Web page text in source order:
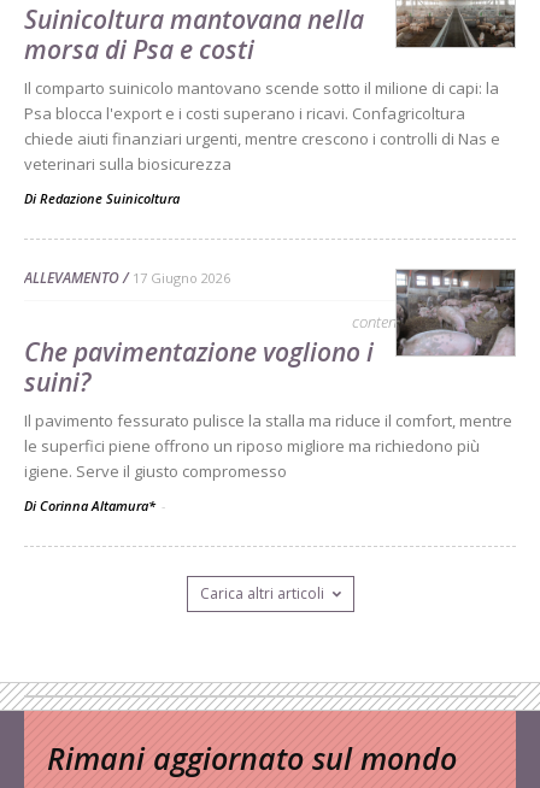
Suinicoltura mantovana nella
morsa di Psa e costi
Il comparto suinicolo mantovano scende sotto il milione di capi: la
Psa blocca l'export e i costi superano i ricavi. Confagricoltura
chiede aiuti finanziari urgenti, mentre crescono i controlli di Nas e
veterinari sulla biosicurezza
Di Redazione Suinicoltura
ALLEVAMENTO 17 Giugno 2026
contenuto sponsorizzato
Che pavimentazione vogliono i
suini?
Il pavimento fessurato pulisce la stalla ma riduce il comfort, mentre
le superfici piene offrono un riposo migliore ma richiedono più
igiene. Serve il giusto compromesso
Di Corinna Altamura* -
Carica altri articoli
Rimani aggiornato sul mondo